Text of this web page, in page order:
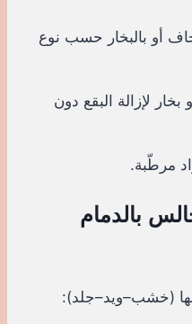
أو بالبخار حسب نوع
لإزالة البقع دون
مرطّبة.
بالدمام
(خشب–ويد–جلد):